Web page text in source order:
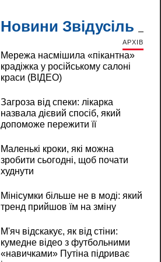
Новини Звідусіль
АРХІВ
Мережа насмішила «пікантна»
крадіжка у російському салоні
краси (ВІДЕО)
Загроза від спеки: лікарка
назвала дієвий спосіб, який
допоможе пережити її
Маленькі кроки, які можна
зробити сьогодні, щоб почати
худнути
Мінісумки більше не в моді: який
тренд прийшов їм на зміну
М'яч відскакує, як від стіни:
кумедне відео з футбольними
«навичками» Путіна підриває